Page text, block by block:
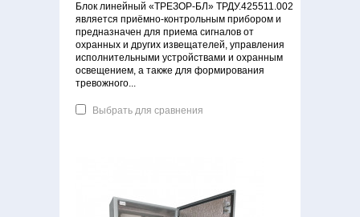
Блок линейный «ТРЕЗОР-БЛ» ТРДУ.425511.002
является приёмно-контрольным прибором и
предназначен для приема сигналов от
охранных и других извещателей, управления
исполнительными устройствами и охранным
освещением, а также для формирования
тревожного...
Выбрать для сравнения